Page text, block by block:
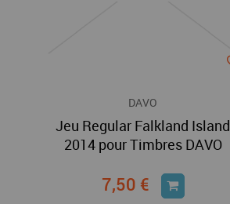
DAVO
Jeu Regular Falkland Island
2014 pour Timbres DAVO
7,50 €